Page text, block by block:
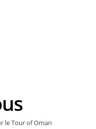
le Tour of Oman